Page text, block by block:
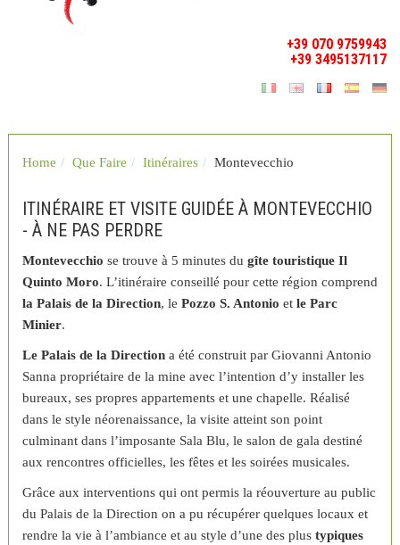
+39 070 9759943
+39 3495137117
Home Que Faire Itinéraires Montevecchio
ITINÉRAIRE ET VISITE GUIDÉE À MONTEVECCHIO
- À NE PAS PERDRE
Montevecchio se trouve à 5 minutes du gîte touristique Il
Quinto Moro. L’itinéraire conseillé pour cette région comprend
la Palais de la Direction, le Pozzo S. Antonio et le Parc
Minier.
Le Palais de la Directiona été construit par Giovanni Antonio
Sanna propriétaire de la mine avec l’intention d’y installer les
bureaux, ses propres appartements et une chapelle. Réalisé
dans le style néorenaissance, la visite atteint son point
culminant dans l’imposante Sala Blu, le salon de gala destiné
aux rencontres officielles, les fêtes et les soirées musicales.
Grâce aux interventions qui ont permis la réouverture au public
du Palais de la Direction on a pu récupérer quelques locaux et
rendre la vie à l’ambiance et au style d’une des plus typiques